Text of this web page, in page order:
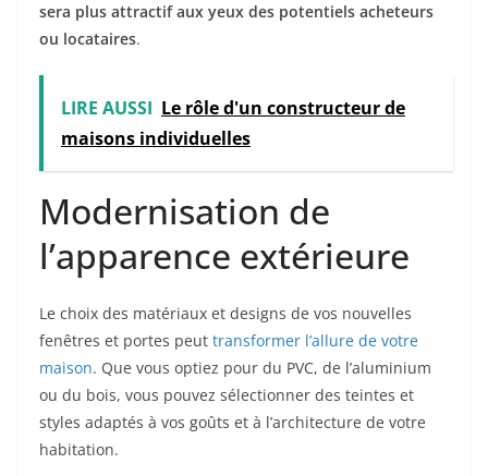
sera plus attractif aux yeux des potentiels acheteurs
ou locataires.
LIRE AUSSI Le rôle d'un constructeur de
maisons individuelles
Modernisation de
l’apparence extérieure
Le choix des matériaux et designs de vos nouvelles
fenêtres et portes peut transformer l’allure de votre
maison. Que vous optiez pour du PVC, de l’aluminium
ou du bois, vous pouvez sélectionner des teintes et
styles adaptés à vos goûts et à l’architecture de votre
habitation.